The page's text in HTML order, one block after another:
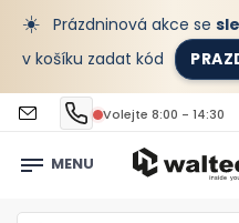
☀️ Prázdninová akce se
v košíku zadat kód
Volejte 8:00 - 14:30